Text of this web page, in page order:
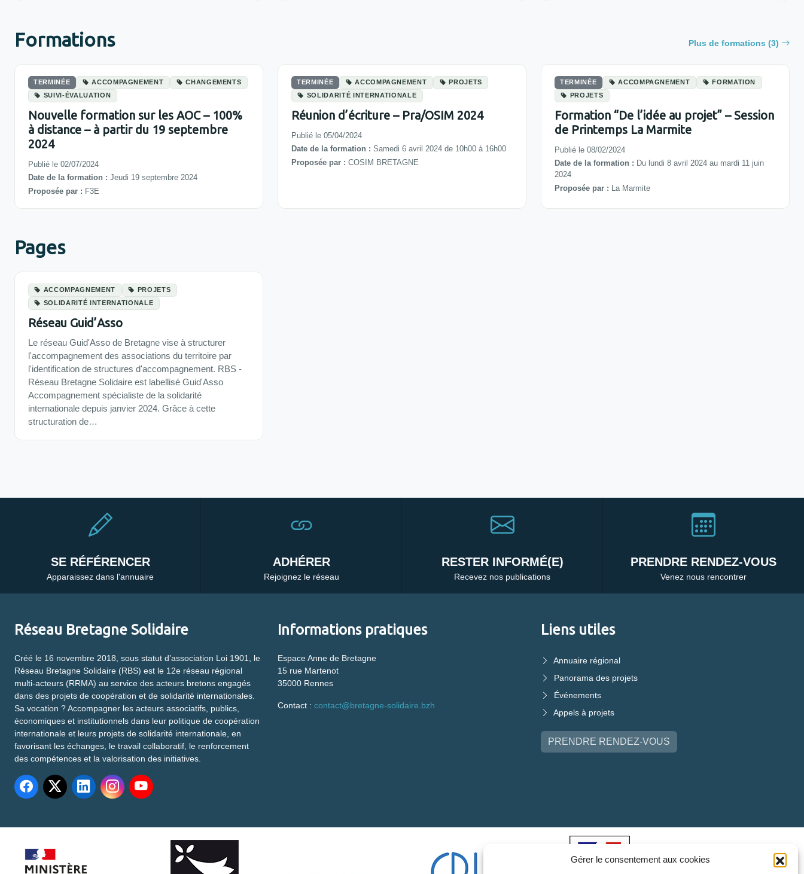
Gérer le consentement aux cookies
Formations Plus de formations (3)
TERMINÉE ACCOMPAGNEMENT
CHANGEMENTS
SUIVI-ÉVALUATION
Nouvelle formation sur les AOC – 100%
à distance – à partir du 19 septembre
2024
Publié le 02/07/2024
Date de la formation : Jeudi 19 septembre 2024
Proposée par : F3E
TERMINÉE ACCOMPAGNEMENT
PROJETS
SOLIDARITÉ INTERNATIONALE
Réunion d’écriture – Pra/OSIM 2024
Publié le 05/04/2024
Date de la formation : Samedi 6 avril 2024 de 10h00 à 16h00
Proposée par : COSIM BRETAGNE
TERMINÉE ACCOMPAGNEMENT
FORMATION
PROJETS
Formation “De l’idée au projet” – Session
de Printemps La Marmite
Publié le 08/02/2024
Date de la formation : Du lundi 8 avril 2024 au mardi 11 juin
2024
Proposée par : La Marmite
Pages
ACCOMPAGNEMENT
PROJETS
SOLIDARITÉ INTERNATIONALE
Réseau Guid’Asso
Le réseau Guid'Asso de Bretagne vise à structurer
l'accompagnement des associations du territoire par
l'identification de structures d'accompagnement. RBS -
Réseau Bretagne Solidaire est labellisé Guid'Asso
Accompagnement spécialiste de la solidarité
internationale depuis janvier 2024. Grâce à cette
structuration de…
SE RÉFÉRENCER
Apparaissez dans l'annuaire
ADHÉRER
Rejoignez le réseau
RESTER INFORMÉ(E)
Recevez nos publications
PRENDRE RENDEZ-VOUS
Venez nous rencontrer
Réseau Bretagne Solidaire
Créé le 16 novembre 2018, sous statut d’association Loi 1901, le
Réseau Bretagne Solidaire (RBS) est le 12e réseau régional
multi-acteurs (RRMA) au service des acteurs bretons engagés
dans des projets de coopération et de solidarité internationales.
Sa vocation ? Accompagner les acteurs associatifs, publics,
économiques et institutionnels dans leur politique de coopération
internationale et leurs projets de solidarité internationale, en
favorisant les échanges, le travail collaboratif, le renforcement
des compétences et la valorisation des initiatives.
Informations pratiques
Espace Anne de Bretagne
15 rue Martenot
35000 Rennes
Contact : contact@bretagne-solidaire.bzh
Liens utiles
Annuaire régional
Panorama des projets
Événements
Appels à projets
PRENDRE RENDEZ-VOUS